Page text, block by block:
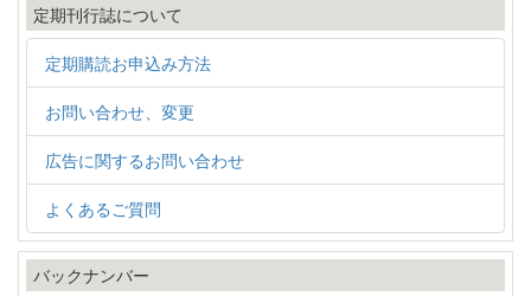
定期刊行誌について
定期購読お申込み方法
お問い合わせ、変更
広告に関するお問い合わせ
よくあるご質問
バックナンバー